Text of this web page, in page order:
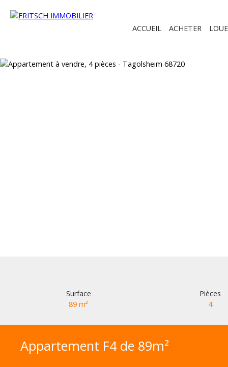
ACCUEIL ACHETER
Surface
89 m²
Pièces
4
Appartement F4 de 89m²